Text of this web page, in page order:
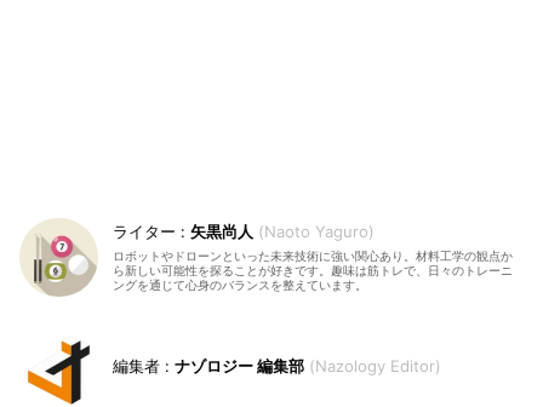
矢黒尚人 Naoto Yaguro
ロボットやドローンといった未来技術に強い関心あり。材料工学の観点か
ら新しい可能性を探ることが好きです。趣味は筋トレで、日々のトレーニ
ングを通じて心身のバランスを整えています。
ナゾロジー 編集部 Nazology Editor